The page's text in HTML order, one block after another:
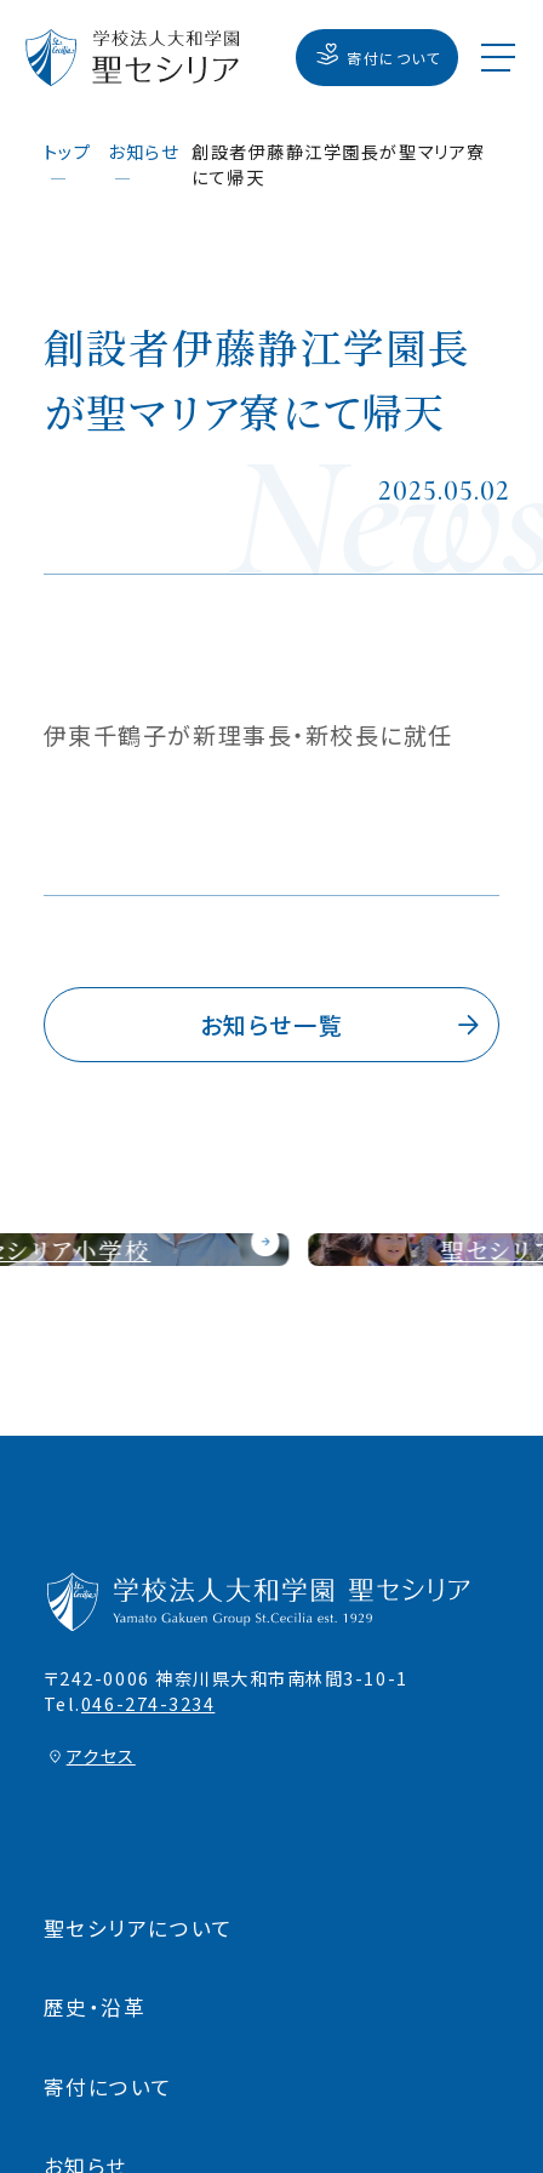
寄付について
トップ お知らせ 創設者伊藤静江学園長が聖マリア寮
にて帰天
創設者伊藤静江学園長
が聖マリア寮にて帰天
2025.05.02
伊東千鶴子が新理事長・新校長に就任
お知らせ一覧
聖セシリアこども園
〒242-0006 神奈川県大和市南林間3-10-1
Tel.046-274-3234
アクセス
聖セシリアについて
歴史・沿革
寄付について
お知らせ